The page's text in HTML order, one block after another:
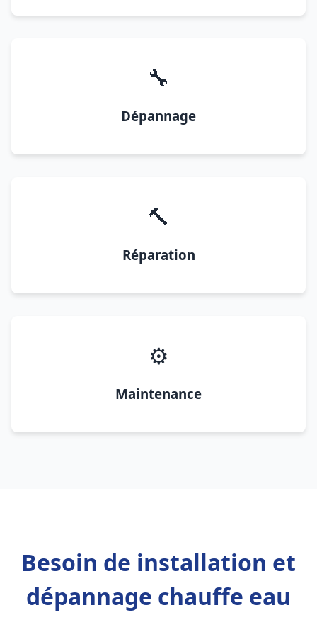
🔧
Dépannage
🔨
Réparation
⚙️
Maintenance
Besoin de installation et
dépannage chauffe eau